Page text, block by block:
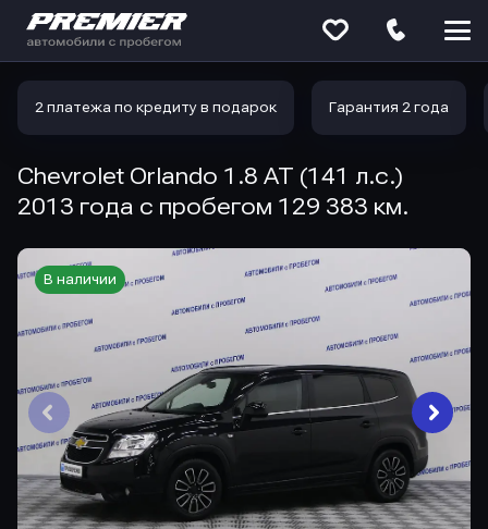
2 платежа по кредиту в подарок Гарантия 2 года
Chevrolet Orlando 1.8 AT (141 л.с.)
2013 года с пробегом 129 383 км.
В наличии